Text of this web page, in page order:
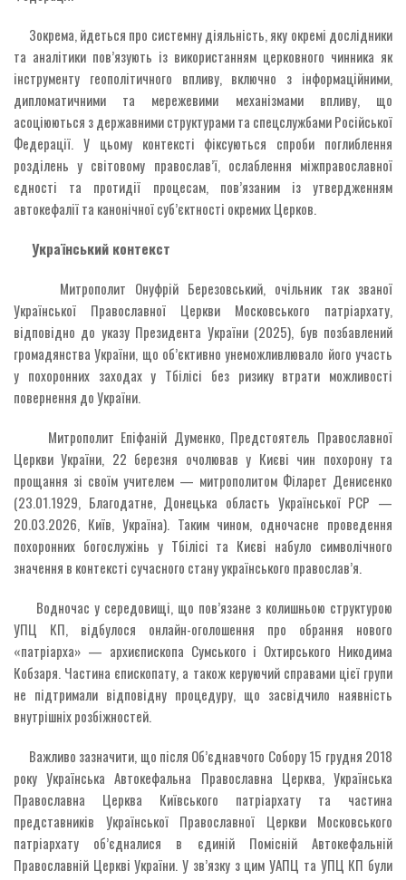
Зокрема, йдеться про системну діяльність, яку окремі дослідники
та аналітики пов’язують із використанням церковного чинника як
інструменту геополітичного впливу, включно з інформаційними,
дипломатичними та мережевими механізмами впливу, що
асоціюються з державними структурами та спецслужбами Російської
Федерації. У цьому контексті фіксуються спроби поглиблення
розділень у світовому православ’ї, ослаблення міжправославної
єдності та протидії процесам, пов’язаним із утвердженням
автокефалії та канонічної суб’єктності окремих Церков.
Український контекст
Митрополит Онуфрій Березовський, очільник так званої
Української Православної Церкви Московського патріархату,
відповідно до указу Президента України (2025), був позбавлений
громадянства України, що об’єктивно унеможливлювало його участь
у похоронних заходах у Тбілісі без ризику втрати можливості
повернення до України.
Митрополит Епіфаній Думенко, Предстоятель Православної
Церкви України, 22 березня очолював у Києві чин похорону та
прощання зі своїм учителем — митрополитом Філарет Денисенко
(23.01.1929, Благодатне, Донецька область Української РСР —
20.03.2026, Київ, Україна). Таким чином, одночасне проведення
похоронних богослужінь у Тбілісі та Києві набуло символічного
значення в контексті сучасного стану українського православ’я.
Водночас у середовищі, що пов’язане з колишньою структурою
УПЦ КП, відбулося онлайн-оголошення про обрання нового
«патріарха» — архиєпископа Сумського і Охтирського Никодима
Кобзаря. Частина єпископату, а також керуючий справами цієї групи
не підтримали відповідну процедуру, що засвідчило наявність
внутрішніх розбіжностей.
Важливо зазначити, що після Об’єднавчого Собору 15 грудня 2018
року Українська Автокефальна Православна Церква, Українська
Православна Церква Київського патріархату та частина
представників Української Православної Церкви Московського
патріархату об’єдналися в єдиній Помісній Автокефальній
Православній Церкві України. У зв’язку з цим УАПЦ та УПЦ КП були